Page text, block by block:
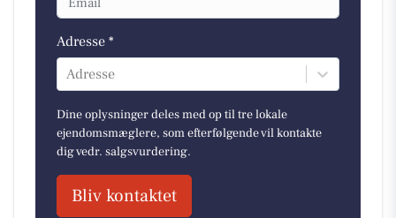
Adresse *
Adresse
Dine oplysninger deles med op til tre lokale
ejendomsmæglere, som efterfølgende vil kontakte
dig vedr. salgsvurdering.
Bliv kontaktet